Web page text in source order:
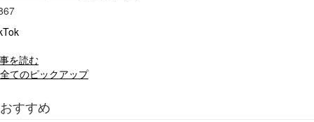
を読む
全てのピックアップ
おすすめ